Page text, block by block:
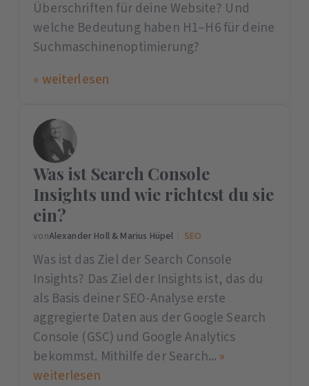
Überschriften für deine Website? Und
welche Bedeutung haben H1–H6 für deine
Suchmaschinenoptimierung?
» weiterlesen
Was ist Search Console
Insights und wie richtest du sie
ein?
vonAlexander Holl & Marius Hüpel SEO
Was ist das Ziel der Search Console
Insights? Das Ziel der Insights ist, das du
als Basis deiner SEO-Analyse erste
aggregierte Daten aus der Google Search
Console (GSC) und Google Analytics
bekommst. Mithilfe der Search... »
weiterlesen